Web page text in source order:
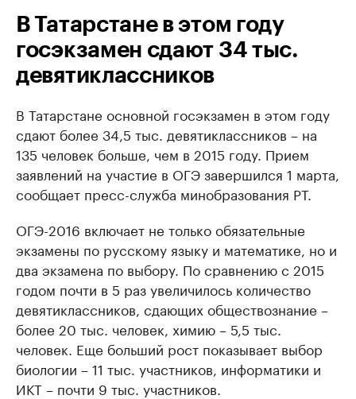
В Татарстане в этом году
госэкзамен сдают 34 тыс.
девятиклассников
В Татарстане основной госэкзамен в этом году
сдают более 34,5 тыс. девятиклассников – на
135 человек больше, чем в 2015 году. Прием
заявлений на участие в ОГЭ завершился 1 марта,
сообщает пресс-служба минобразования РТ.
ОГЭ-2016 включает не только обязательные
экзамены по русскому языку и математике, но и
два экзамена по выбору. По сравнению с 2015
годом почти в 5 раз увеличилось количество
девятиклассников, сдающих обществознание –
более 20 тыс. человек, химию – 5,5 тыс.
человек. Еще больший рост показывает выбор
биологии – 11 тыс. участников, информатики и
ИКТ – почти 9 тыс. участников.